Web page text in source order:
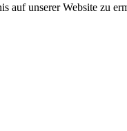
auf unserer Website zu